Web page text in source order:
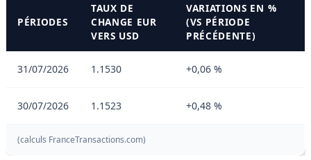
PÉRIODES
TAUX DE
CHANGE EUR
VERS USD
VARIATIONS EN %
(VS PÉRIODE
PRÉCÉDENTE)
31/07/2026 1.1530 +0,06 %
30/07/2026 1.1523 +0,48 %
(calculs FranceTransactions.com)